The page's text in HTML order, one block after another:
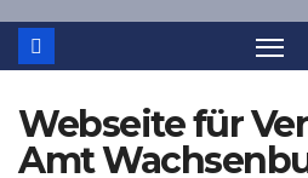
Webseite für
Amt